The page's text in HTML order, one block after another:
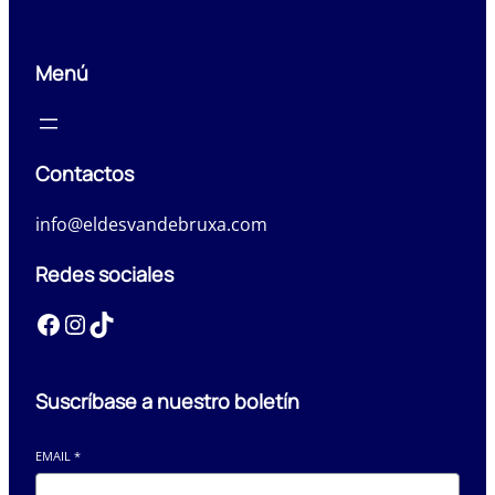
Menú
Contactos
info@eldesvandebruxa.com
Redes sociales
Facebook InstagramTikTok
Suscríbase a nuestro boletín
EMAIL *